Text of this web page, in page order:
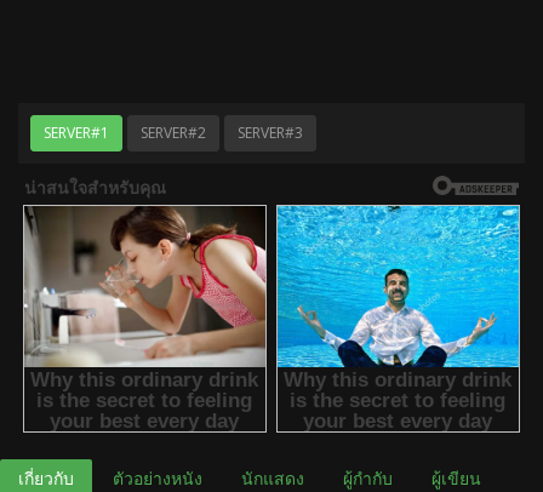
SERVER#1 SERVER#2 SERVER#3
เกี่ยวกับ ตัวอย่างหนัง นักแสดง ผู้กำกับ ผู้เขียน